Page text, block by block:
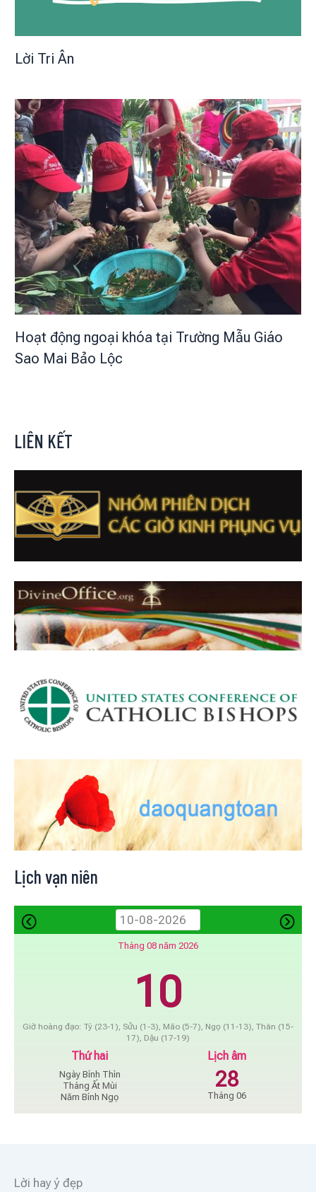
Lời Tri Ân
Hoạt động ngoại khóa tại Trường Mẫu Giáo
Sao Mai Bảo Lộc
LIÊN KẾT
Lịch vạn niên
Tháng 08 năm 2026
10
Giờ hoàng đạo: Tý (23-1), Sửu (1-3), Mão (5-7), Ngọ (11-13), Thân (15-
17), Dậu (17-19)
Thứ hai
Ngày Bính Thìn
Tháng Ất Mùi
Năm Bính Ngọ
Lịch âm
28
Tháng 06
Lời hay ý đẹp